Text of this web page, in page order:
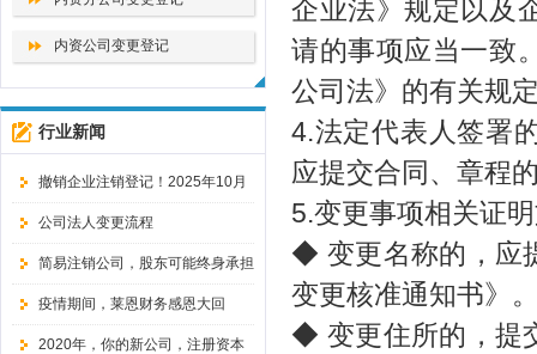
内资公司变更登记
行业新闻
撤销企业注销登记！2025年10月
10日起，企业注销改了！
公司法人变更流程
简易注销公司，股东可能终身承担
无限责任
疫情期间，莱恩财务感恩大回
馈！！！
2020年，你的新公司，注册资本
企业法》规定以及
请的事项应当一致
公司法》的有关规
4.法定代表人签署
应提交合同、章程
5.变更事项相关证
◆ 变更名称的，应
变更核准通知书》
◆ 变更住所的，提